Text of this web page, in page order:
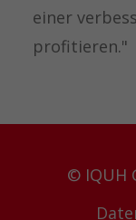
einer
profitieren."
© IQUH